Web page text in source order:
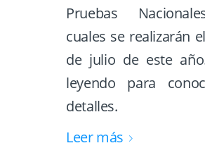
Pruebas
cuales se realizarán
de julio de este
leyendo para
detalles.
Leer más